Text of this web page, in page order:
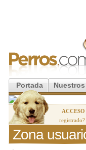
Portada
registrado?
Zona